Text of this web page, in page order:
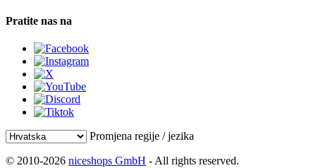
Pratite nas na
Promjena regije / jezika
© 2010-2026 niceshops GmbH - All rights reserved.